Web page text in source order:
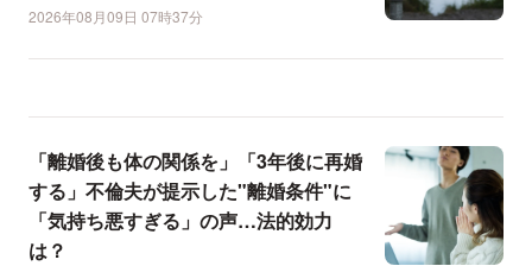
2026年08月09日 07時37分
「離婚後も体の関係を」「3年後に再婚
する」不倫夫が提示した"離婚条件"に
「気持ち悪すぎる」の声…法的効力
は？